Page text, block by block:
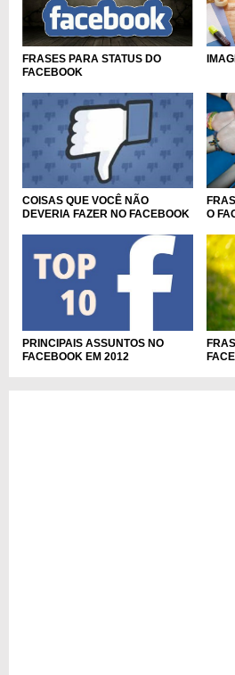
FRASES PARA STATUS DO
FACEBOOK
COISAS QUE VOCÊ NÃO
DEVERIA FAZER NO FACEBOOK
O
PRINCIPAIS ASSUNTOS NO
FACEBOOK EM 2012